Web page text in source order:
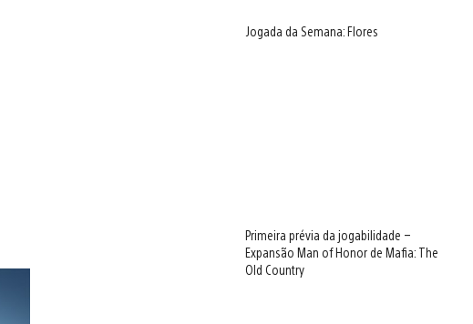
Jogada da Semana: Flores
Primeira prévia da jogabilidade –
Expansão Man of Honor de Mafia: The
Old Country